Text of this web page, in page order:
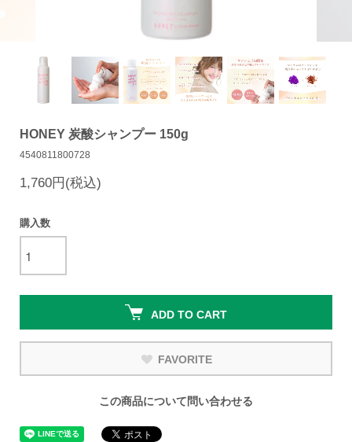
HONEY 炭酸シャンプー 150g
4540811800728
1,760円(税込)
購入数
ADD TO CART
FAVORITE
この商品について問い合わせる